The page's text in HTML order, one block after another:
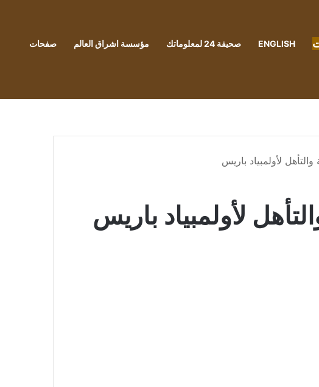
ENGLISH صحيفة 24 لمعلوماتك مؤسسة اشراق العالم صفحات
لأولمبياد باريس
لأولمبياد باريس